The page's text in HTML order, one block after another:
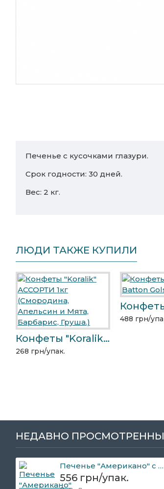
Печенье с кусочками глазури.
Срок годности: 30 дней.
Вес: 2 кг.
ЛЮДИ ТАКЖЕ КУПИЛИ
Конфеты "Koralik" АССОРТИ 1кг (Смородина, Апельсин и Мята, Барбарис, Груша.)
268 грн/упак.
488 грн/
НЕДАВНО
Печенье "Американо" с шоколадом 2кг Батоша
556 грн/упак.